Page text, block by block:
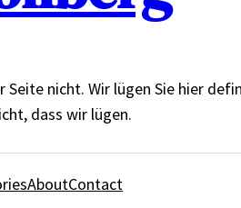
nicht. Wir lügen Sie hier
dass wir lügen.
AboutContact